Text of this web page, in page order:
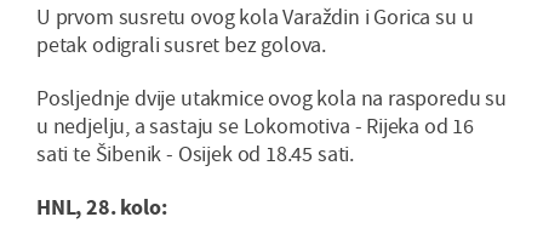
U prvom susretu ovog kola Varaždin i Gorica su u
petak odigrali susret bez golova.
Posljednje dvije utakmice ovog kola na rasporedu su
u nedjelju, a sastaju se Lokomotiva - Rijeka od 16
sati te Šibenik - Osijek od 18.45 sati.
HNL, 28. kolo: